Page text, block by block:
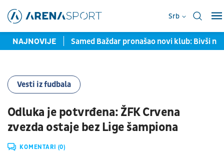
Srb
NAJNOVIJE
u Torontu Samed Baždar pronašao novi klub: Bivši
Vesti iz fudbala
Odluka je potvrđena: ŽFK Crvena
zvezda ostaje bez Lige šampiona
KOMENTARI (0)